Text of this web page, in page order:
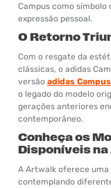
Campus como símbolo
expressão pessoal.
O Retorno
Com o resgate da
clássicas, o adidas
versão adidas
o legado do modelo
gerações anteriores
contemporâneo.
Conheça os
Disponíveis
A Artwalk oferece
contemplando